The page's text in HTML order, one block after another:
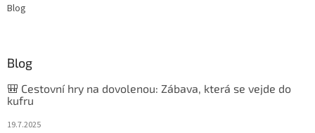
Blog
Blog
🎒 Cestovní hry na dovolenou: Zábava, která se vejde do
kufru
19.7.2025